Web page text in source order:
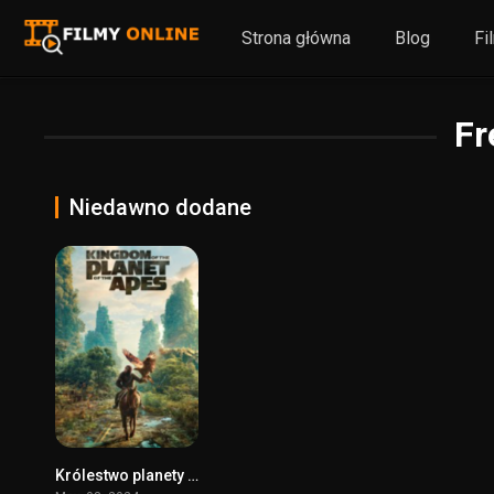
Strona główna Blog
Niedawno dodane
0Królestwo planety małp